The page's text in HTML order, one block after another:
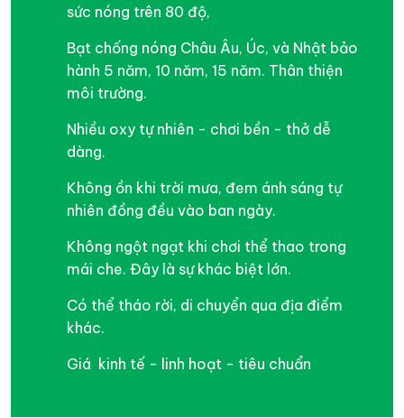
sức nóng trên 80 độ,
Bạt chống nóng Châu Âu, Úc, và Nhật bảo
hành 5 năm, 10 năm, 15 năm. Thân thiện
môi trường.
Nhiều oxy tự nhiên - chơi bền - thở dễ
dàng.
Không ồn khi trời mưa, đem ánh sáng tự
nhiên đồng đều vào ban ngày.
Không ngột ngạt khi chơi thể thao trong
mái che. Đây là sự khác biệt lớn.
Có thể tháo rời, di chuyển qua địa điểm
khác.
Giá kinh tế - linh hoạt - tiêu chuẩn